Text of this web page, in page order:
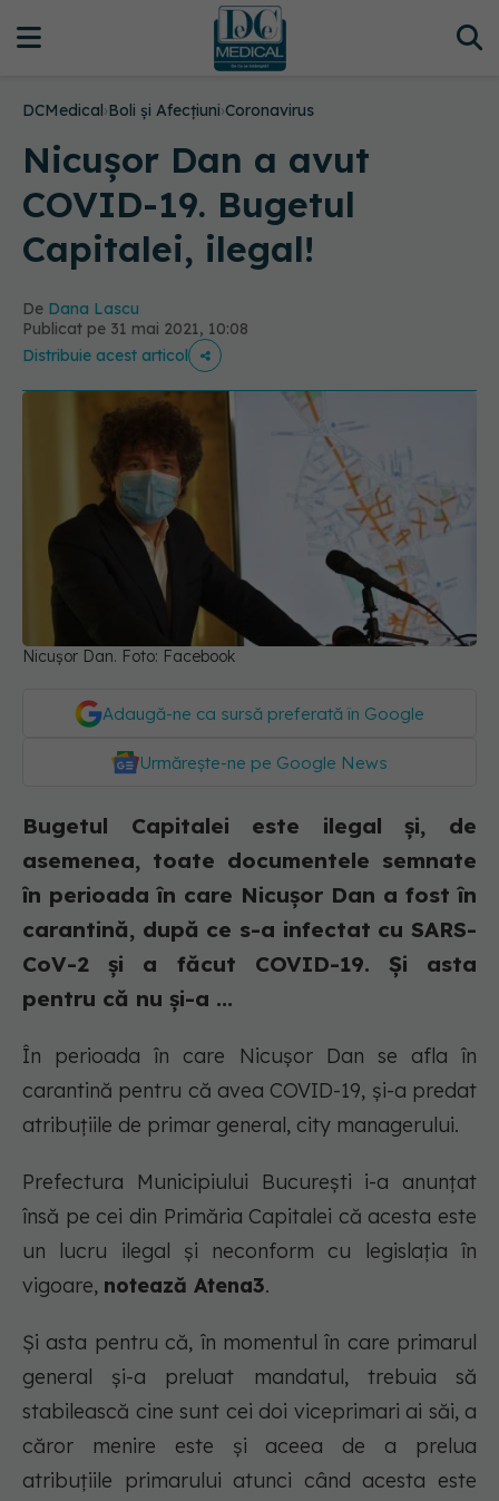
DCMedical›Boli și Afecțiuni›Coronavirus
Nicușor Dan a avut
COVID-19. Bugetul
Capitalei, ilegal!
De Dana Lascu
Publicat pe 31 mai 2021, 10:08
Distribuie acest articol
Nicușor Dan. Foto: Facebook
Adaugă-ne ca sursă preferată în Google
Urmărește-ne pe Google News
Bugetul Capitalei este ilegal și, de
asemenea, toate documentele semnate
în perioada în care Nicușor Dan a fost în
carantină, după ce s-a infectat cu SARS-
CoV-2 și a făcut COVID-19. Și asta
pentru că nu și-a ...
În perioada în care Nicușor Dan se afla în
carantină pentru că avea COVID-19, și-a predat
atribuțiile de primar general, city managerului.
Prefectura Municipiului București i-a anunțat
însă pe cei din Primăria Capitalei că acesta este
un lucru ilegal și neconform cu legislația în
vigoare, notează Atena3.
Și asta pentru că, în momentul în care primarul
general și-a preluat mandatul, trebuia să
stabilească cine sunt cei doi viceprimari ai săi, a
căror menire este și aceea de a prelua
atribuțiile primarului atunci când acesta este